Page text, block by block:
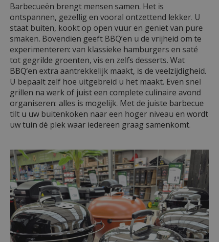
Barbecueën brengt mensen samen. Het is
ontspannen, gezellig en vooral ontzettend lekker. U
staat buiten, kookt op open vuur en geniet van pure
smaken. Bovendien geeft BBQ’en u de vrijheid om te
experimenteren: van klassieke hamburgers en saté
tot gegrilde groenten, vis en zelfs desserts. Wat
BBQ’en extra aantrekkelijk maakt, is de veelzijdigheid.
U bepaalt zelf hoe uitgebreid u het maakt. Even snel
grillen na werk of juist een complete culinaire avond
organiseren: alles is mogelijk. Met de juiste barbecue
tilt u uw buitenkoken naar een hoger niveau en wordt
uw tuin dé plek waar iedereen graag samenkomt.